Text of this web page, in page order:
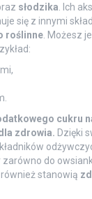
słodzika . Ich
się z innymi
roślinne . Możesz
cukru
zdrowia. Dzięki
zarówno do
stanowią